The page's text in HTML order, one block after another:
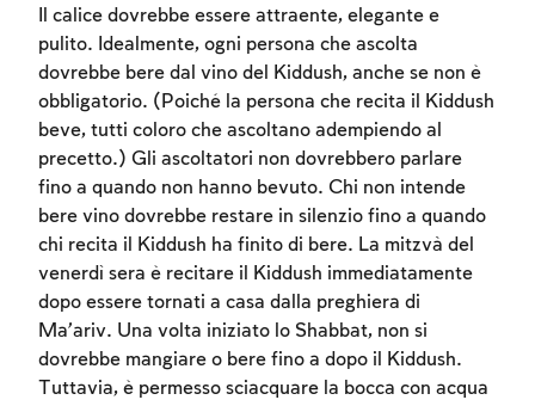
Il calice dovrebbe essere attraente, elegante e
pulito. Idealmente, ogni persona che ascolta
dovrebbe bere dal vino del Kiddush, anche se non è
obbligatorio. (Poiché la persona che recita il Kiddush
beve, tutti coloro che ascoltano adempiendo al
precetto.) Gli ascoltatori non dovrebbero parlare
fino a quando non hanno bevuto. Chi non intende
bere vino dovrebbe restare in silenzio fino a quando
chi recita il Kiddush ha finito di bere. La mitzvà del
venerdì sera è recitare il Kiddush immediatamente
dopo essere tornati a casa dalla preghiera di
Ma’ariv. Una volta iniziato lo Shabbat, non si
dovrebbe mangiare o bere fino a dopo il Kiddush.
Tuttavia, è permesso sciacquare la bocca con acqua